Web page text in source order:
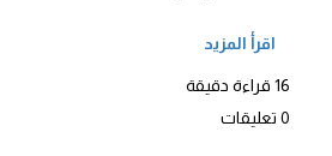
اقرأ المزيد
16 قراءة دقيقة
0 تعليقات